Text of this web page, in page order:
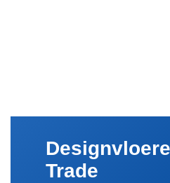
Trade